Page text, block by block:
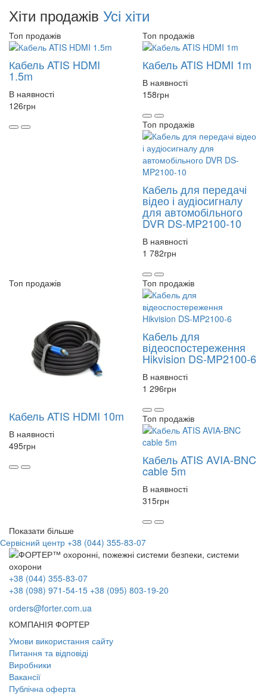
Хіти продажів Усі хіти
Топ продажів
Кабель ATIS HDMI
1.5m
В наявності
126грн
Топ продажів
Кабель ATIS HDMI 1m
В наявності
158грн
Топ продажів
Кабель для передачі
відео і аудіосигналу
для автомобільного
DVR DS-MP2100-10
В наявності
1 782грн
Топ продажів
Кабель ATIS HDMI 10m
В наявності
495грн
Топ продажів
Кабель для
відеоспостереження
Hikvision DS-MP2100-6
В наявності
1 296грн
Топ продажів
Кабель ATIS AVIA-BNC
cable 5m
В наявності
315грн
Показати більше
Сервісний центр +38 (044) 355-83-07
+38 (044) 355-83-07
+38 (098) 971-54-15 +38 (095) 803-19-20
orders@forter.com.ua
КОМПАНІЯ ФОРТЕР
Умови використання сайту
Питання та відповіді
Виробники
Вакансії
Публічна оферта